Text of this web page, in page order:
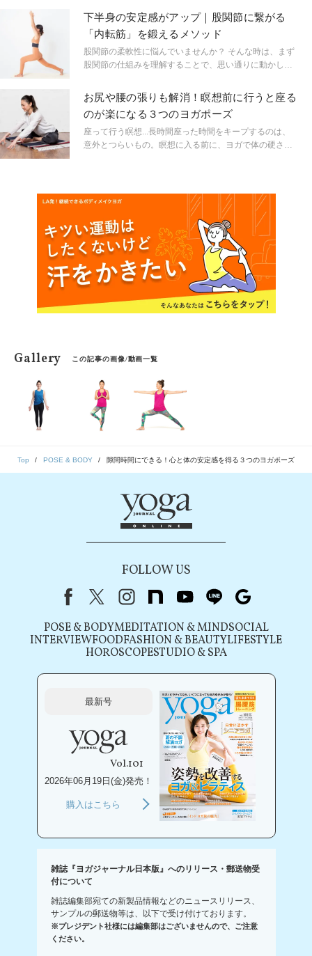
ないはず。「ずーっと家にいて退屈...」そんなときこ
そ、おうちヨガ！今回は体幹を鍛えるポーズを３つピッ
クアップ。隙間時間にも行えるポーズです。
下半身の安定感がアップ｜股関節に繋がる
「内転筋」を鍛えるメソッド
股関節の柔軟性に悩んでいませんか？ そんな時は、まず
股関節の仕組みを理解することで、思い通りに動かしや
し、無理のない動きで筋肉を養っていきましょう。今回
は「ハイランジ」が安定しない原因となる筋肉と、その
アプローチ法をご紹介します！
お尻や腰の張りも解消！瞑想前に行うと座る
のが楽になる３つのヨガポーズ
座って行う瞑想...長時間座った時間をキープするのは、
意外とつらいもの。瞑想に入る前に、ヨガで体の硬さや
Gallery この記事の画像/動画一覧
Top POSE & BODY 隙間時間にできる！心と体の安定感を得る３つのヨガポーズ
FOLLOW US
FacebookX（旧Twitter）
instagram
note youtubeline
POSE & BODYMEDITATION & MINDSOCIAL
INTERVIEWFOODFASHION & BEAUTYLIFESTYLE
HOROSCOPESTUDIO & SPA
最新号
Vol.101
2026年06月19日(金)発売！
購入はこちら
雑誌『ヨガジャーナル日本版』へのリリース・郵送物受
付について
雑誌編集部宛ての新製品情報などのニュースリリース、
サンプルの郵送物等は、以下で受け付けております。
※プレジデント社様には編集部はございませんので、ご注意
ください。